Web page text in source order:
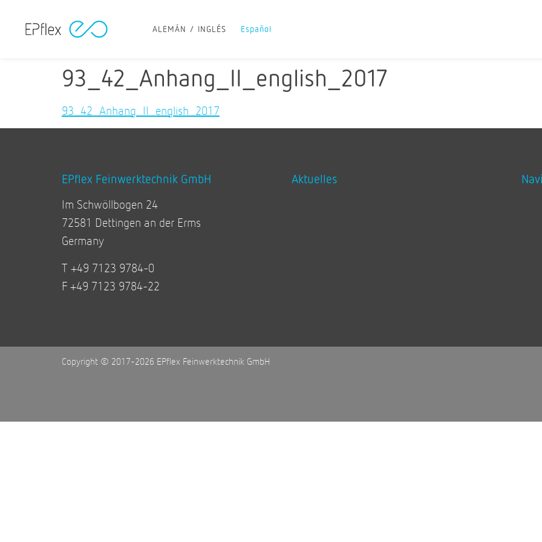
ALEMÁN INGLÉS Español
93_42_Anhang_II_english_2017
93_42_Anhang_II_english_2017
EPflex Feinwerktechnik GmbH
Im Schwöllbogen 24
72581 Dettingen an der Erms
Germany
T +49 7123 9784-0
F +49 7123 9784-22
Aktuelles
Copyright © 2017-2026 EPflex Feinwerktechnik GmbH